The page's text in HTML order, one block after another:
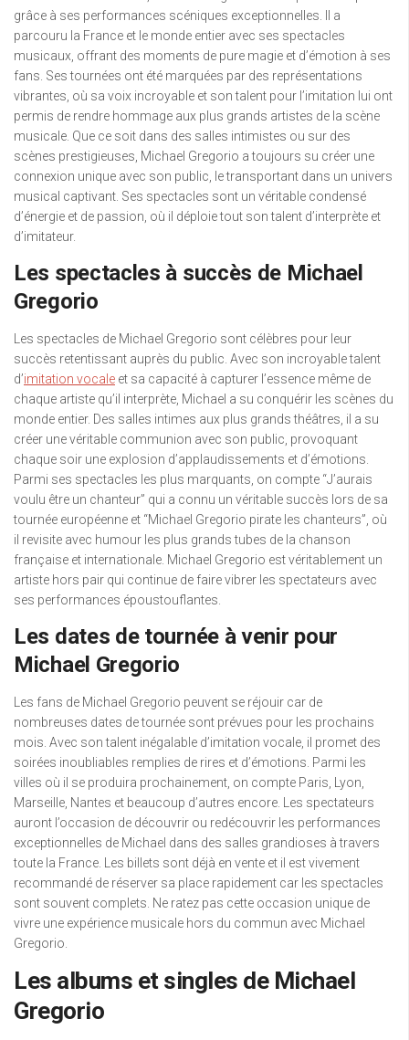
grâce à ses performances scéniques exceptionnelles. Il a
parcouru la France et le monde entier avec ses spectacles
musicaux, offrant des moments de pure magie et d’émotion à ses
fans. Ses tournées ont été marquées par des représentations
vibrantes, où sa voix incroyable et son talent pour l’imitation lui ont
permis de rendre hommage aux plus grands artistes de la scène
musicale. Que ce soit dans des salles intimistes ou sur des
scènes prestigieuses, Michael Gregorio a toujours su créer une
connexion unique avec son public, le transportant dans un univers
musical captivant. Ses spectacles sont un véritable condensé
d’énergie et de passion, où il déploie tout son talent d’interprète et
d’imitateur.
Les spectacles à succès de Michael
Gregorio
Les spectacles de Michael Gregorio sont célèbres pour leur
succès retentissant auprès du public. Avec son incroyable talent
d’imitation vocale et sa capacité à capturer l’essence même de
chaque artiste qu’il interprète, Michael a su conquérir les scènes du
monde entier. Des salles intimes aux plus grands théâtres, il a su
créer une véritable communion avec son public, provoquant
chaque soir une explosion d’applaudissements et d’émotions.
Parmi ses spectacles les plus marquants, on compte “J’aurais
voulu être un chanteur” qui a connu un véritable succès lors de sa
tournée européenne et “Michael Gregorio pirate les chanteurs”, où
il revisite avec humour les plus grands tubes de la chanson
française et internationale. Michael Gregorio est véritablement un
artiste hors pair qui continue de faire vibrer les spectateurs avec
ses performances époustouflantes.
Les dates de tournée à venir pour
Michael Gregorio
Les fans de Michael Gregorio peuvent se réjouir car de
nombreuses dates de tournée sont prévues pour les prochains
mois. Avec son talent inégalable d’imitation vocale, il promet des
soirées inoubliables remplies de rires et d’émotions. Parmi les
villes où il se produira prochainement, on compte Paris, Lyon,
Marseille, Nantes et beaucoup d’autres encore. Les spectateurs
auront l’occasion de découvrir ou redécouvrir les performances
exceptionnelles de Michael dans des salles grandioses à travers
toute la France. Les billets sont déjà en vente et il est vivement
recommandé de réserver sa place rapidement car les spectacles
sont souvent complets. Ne ratez pas cette occasion unique de
vivre une expérience musicale hors du commun avec Michael
Gregorio.
Les albums et singles de Michael
Gregorio